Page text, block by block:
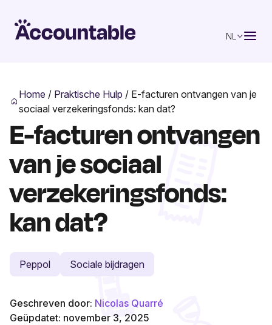
NL
Home / Praktische Hulp / E-facturen ontvangen van je
sociaal verzekeringsfonds: kan dat?
E-facturen ontvangen
van je sociaal
verzekeringsfonds:
kan dat?
Peppol Sociale bijdragen
Geschreven door: Nicolas Quarré
Geüpdatet: november 3, 2025